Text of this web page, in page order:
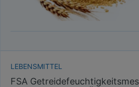
LEBENSMITTEL
FSA